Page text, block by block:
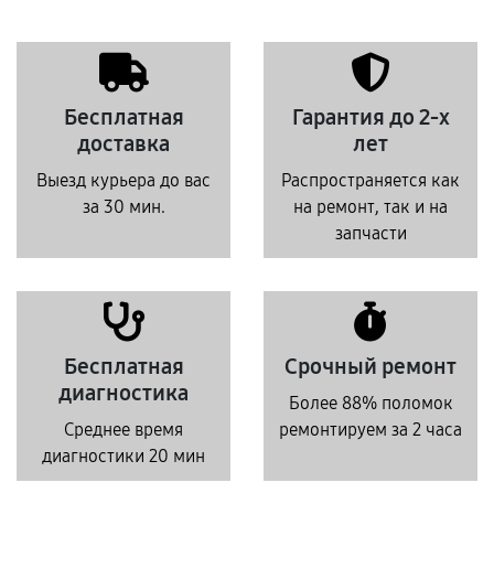
Бесплатная
доставка
Выезд курьера до вас
за 30 мин.
Гарантия до 2-х
лет
Распространяется как
на ремонт, так и на
запчасти
Бесплатная
диагностика
Среднее время
диагностики 20 мин
Срочный ремонт
Более 88% поломок
ремонтируем за 2 часа